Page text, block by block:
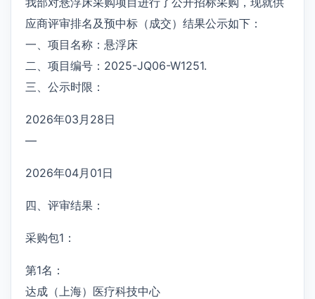
应商评审排名及预中标（成交）结果公示如下：
一、项目名称：悬浮床
二、项目编号：2025-JQ06-W1251.
三、公示时限：
2026年03月28日
—
2026年04月01日
四、评审结果：
采购包1：
第1名：
达成（上海）医疗科技中心